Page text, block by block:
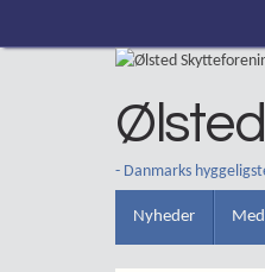
- Danmarks
Nyheder